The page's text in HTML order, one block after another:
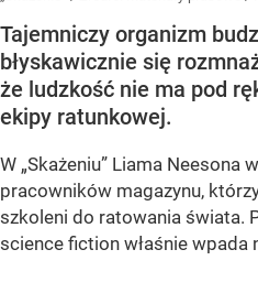
Tajemniczy organizm
błyskawicznie się
że ludzkość nie ma pod
ekipy ratunkowej.
W „Skażeniu” Liama Neesona
pracowników magazynu,
szkoleni do ratowania świata.
science fiction właśnie wpada